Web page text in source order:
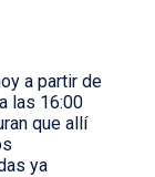
a partir de
las 16:00
que allí
ya